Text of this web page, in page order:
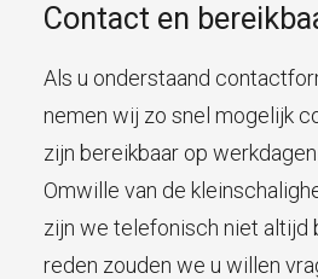
Contact en
Als u onderstaand
nemen wij zo snel mogelijk
zijn bereikbaar op
Omwille van de
zijn we telefonisch niet altijd
reden zouden we u willen